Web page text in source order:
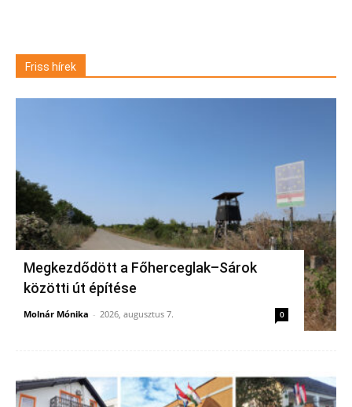
Friss hírek
Megkezdődött a Főherceglak–Sárok
közötti út építése
Molnár Mónika - 2026, augusztus 7. 0